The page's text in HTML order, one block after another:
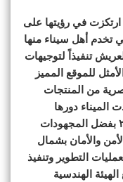
ارتكزت في رؤيتها على
تخدم أهل سيناء منها
تنفيذاً لتوجيهات
للموقع المميز
من المنتجات
الميناء دورها
الاستراتيجي بعد إعادة التشغيل في ٢٠٢١ بفضل المجهودات
والأمان بشمال
التطوير وتنفيذ
الهندسية